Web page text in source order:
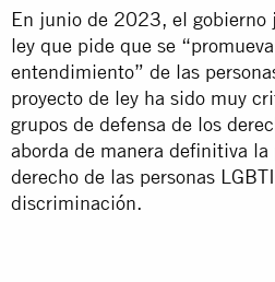
En junio de 2023, el gobierno
ley que pide que se
entendimiento” de las
proyecto de ley ha sido muy
grupos de defensa de los
aborda de manera definitiva
derecho de las personas
discriminación.